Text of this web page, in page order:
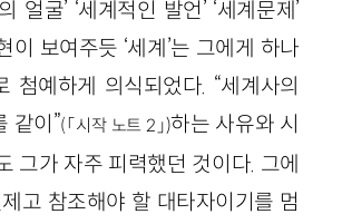
얼굴’ ‘세계적인 발언’ ‘세계문제’
이 보여주듯 ‘세계’는 그에게 하나
첨예하게 의식되었다. “세계사의
같이”(「시작 노트 2」)하는 사유와 시
그가 자주 피력했던 것이다. 그에
제고 참조해야 할 대타자이기를 멈